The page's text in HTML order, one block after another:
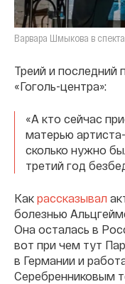
Варвара Шмыкова в
Треий и последний
«Гоголь-центра»:
«А кто сейчас
матерью
сколько нужно
третий год
Как рассказывал
болезнью
Она осталась в
вот при чем тут
в Германии и
Серебренниковым